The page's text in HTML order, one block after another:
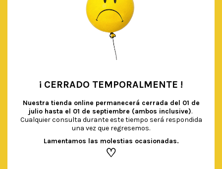
¡ CERRADO TEMPORALMENTE !
Nuestra tienda online permanecerá cerrada del 01 de
julio hasta el 01 de septiembre (ambos inclusive).
Cualquier consulta durante este tiempo será respondida
una vez que regresemos.
Lamentamos las molestias ocasionadas.
♡